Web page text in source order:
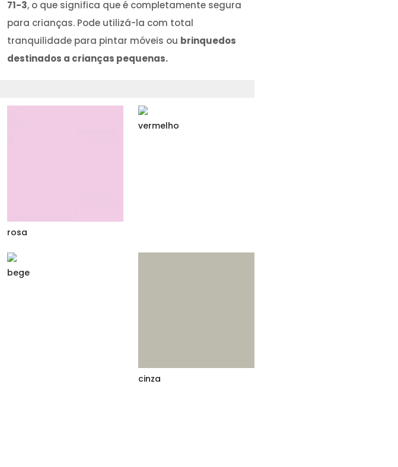
71-3, o que significa que é completamente segura
para crianças. Pode utilizá-la com total
tranquilidade para pintar móveis ou brinquedos
destinados a crianças pequenas.
rosa
vermelho
bege
cinza